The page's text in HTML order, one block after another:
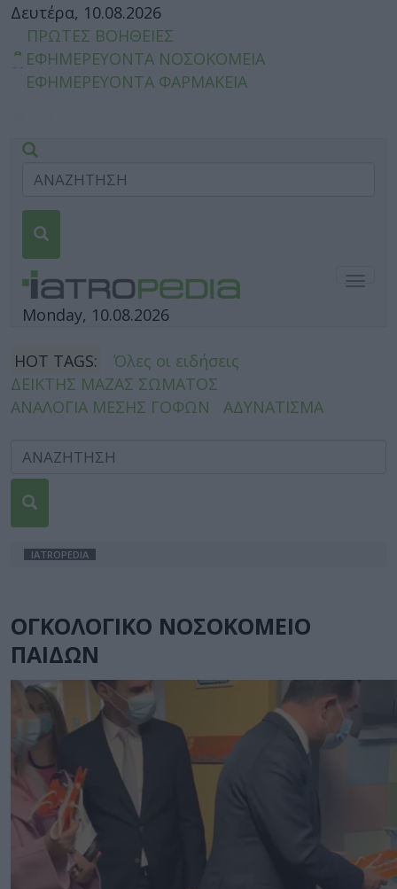
Δευτέρα, 10.08.2026
ΠΡΩΤΕΣ ΒΟΗΘΕΙΕΣ
ΕΦΗΜΕΡΕΥΟΝΤΑ ΝΟΣΟΚΟΜΕΙΑ
ΕΦΗΜΕΡΕΥΟΝΤΑ ΦΑΡΜΑΚΕΙΑ
Monday, 10.08.2026
HOT TAGS:
Όλες οι ειδήσεις
ΔΕΙΚΤΗΣ ΜΑΖΑΣ ΣΩΜΑΤΟΣ
ΑΝΑΛΟΓΙΑ ΜΕΣΗΣ ΓΟΦΩΝ
ΑΔΥΝΑΤΙΣΜΑ
IATROPEDIA
ΟΓΚΟΛΟΓΙΚΟ ΝΟΣΟΚΟΜΕΙΟ
ΠΑΙΔΩΝ